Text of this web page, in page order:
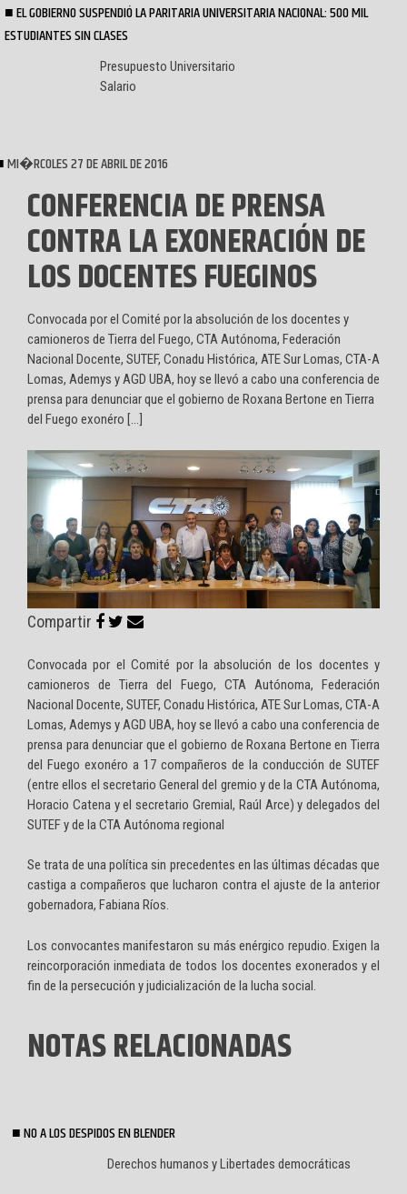
EL GOBIERNO SUSPENDIÓ LA PARITARIA UNIVERSITARIA NACIONAL: 500 MIL
ESTUDIANTES SIN CLASES
Presupuesto Universitario
Salario
MI�RCOLES 27 DE ABRIL DE 2016
CONFERENCIA DE PRENSA
CONTRA LA EXONERACIÓN DE
LOS DOCENTES FUEGINOS
Convocada por el Comité por la absolución de los docentes y
camioneros de Tierra del Fuego, CTA Autónoma, Federación
Nacional Docente, SUTEF, Conadu Histórica, ATE Sur Lomas, CTA-A
Lomas, Ademys y AGD UBA, hoy se llevó a cabo una conferencia de
prensa para denunciar que el gobierno de Roxana Bertone en Tierra
del Fuego exonéro […]
Compartir
Convocada por el Comité por la absolución de los docentes y
camioneros de Tierra del Fuego, CTA Autónoma, Federación
Nacional Docente, SUTEF, Conadu Histórica, ATE Sur Lomas, CTA-A
Lomas, Ademys y AGD UBA, hoy se llevó a cabo una conferencia de
prensa para denunciar que el gobierno de Roxana Bertone en Tierra
del Fuego exonéro a 17 compañeros de la conducción de SUTEF
(entre ellos el secretario General del gremio y de la CTA Autónoma,
Horacio Catena y el secretario Gremial, Raúl Arce) y delegados del
SUTEF y de la CTA Autónoma regional
Se trata de una política sin precedentes en las últimas décadas que
castiga a compañeros que lucharon contra el ajuste de la anterior
gobernadora, Fabiana Ríos.
Los convocantes manifestaron su más enérgico repudio. Exigen la
reincorporación inmediata de todos los docentes exonerados y el
fin de la persecución y judicialización de la lucha social.
NOTAS RELACIONADAS
NO A LOS DESPIDOS EN BLENDER
Derechos humanos y Libertades democráticas